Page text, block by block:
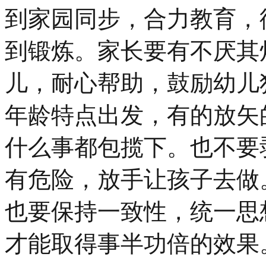
到家园同步，合力教育
到锻炼。家长要有不厌
儿，耐心帮助，鼓励幼
年龄特点出发，有的放
什么事都包揽下。也不
有危险，放手让孩子去
也要保持一致性，统一
才能取得事半功倍的效